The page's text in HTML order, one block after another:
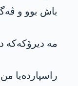
باش بوو و
مە دیرۆکەکە
راسپاردەیا